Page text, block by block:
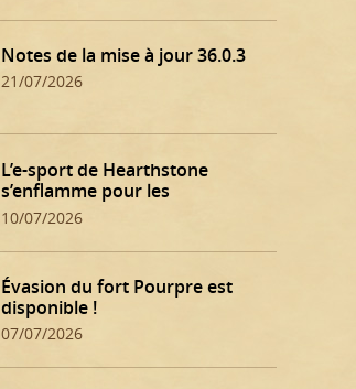
Notes de la mise à jour 36.0.3
21/07/2026
L’e-sport de Hearthstone
s’enflamme pour les
qualifications d’été !
10/07/2026
Évasion du fort Pourpre est
disponible !
07/07/2026